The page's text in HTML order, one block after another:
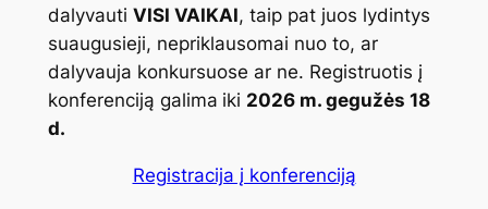
dalyvauti VISI VAIKAI, taip pat juos lydintys
suaugusieji, nepriklausomai nuo to, ar
dalyvauja konkursuose ar ne. Registruotis į
konferenciją galima iki 2026 m. gegužės 18
d.
Registracija į konferenciją